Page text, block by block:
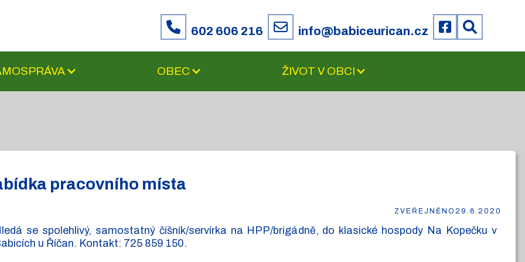
602 606 216 info@babiceurican.cz
OBEC ŽIVOT V OBCI
pracovního místa
ZVEŘEJNĚNO 29.6.2020
se spolehlivý, samostatný číšník/servírka na HPP/brigádně, do klasické hospody Na Kopečku v
u Říčan. Kontakt: 725 859 150.